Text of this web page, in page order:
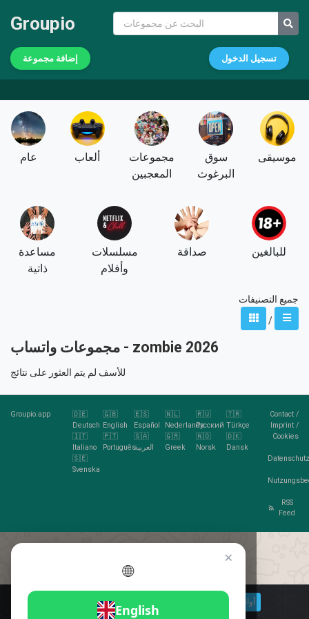
Groupio
إضافة مجموعة تسجيل الدخول
عام ألعاب
مجموعات
المعجبين
سوق
البرغوث
موسيقى
مساعدة
ذاتية
مسلسلات
وأفلام
صداقة للبالغين
جميع التصنيفات
/
مجموعات واتساب - zombie 2026
للأسف لم يتم العثور على نتائج
Groupio.app
🇩🇪
Deutsch
🇬🇧
English
🇪🇸
Español
🇳🇱
Nederlands
🇷🇺
Русский
🇹🇷
Türkçe
🇮🇹
Italiano
🇵🇹
Português
🇸🇦
العربية
🇬🇷
Greek
🇳🇴
Norsk
🇩🇰
Dansk
🇸🇪
Svenska
Contact/
Imprint/
Cookies
RSS
Feed
مزيد من المعلومات أوافق
×
🌐
English